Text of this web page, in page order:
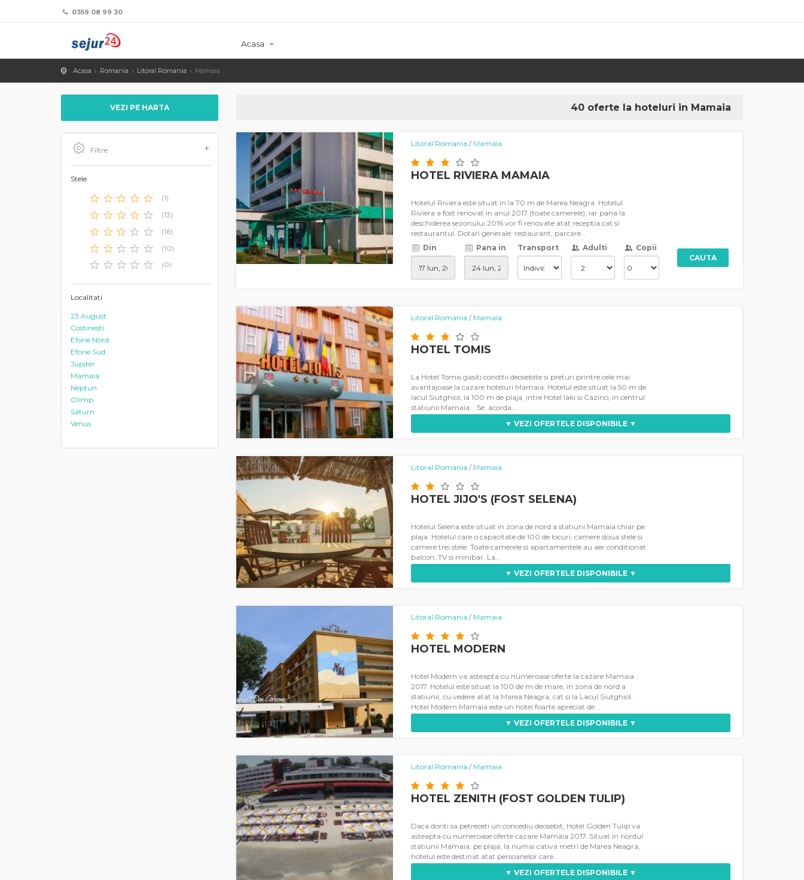
0359 08 99 30
Acasa
Acasa Romania Litoral Romania Mamaia
VEZI PE HARTA
Filtre
Stele
(1)
(13)
(16)
(10)
(0)
Localitati
23 August
Costinesti
Eforie Nord
Eforie Sud
Jupiter
Mamaia
Neptun
Olimp
Saturn
Venus
40 oferte la hoteluri in Mamaia
Litoral Romania / Mamaia
HOTEL RIVIERA MAMAIA
Hotelul Riviera este situat in la 70 m de Marea Neagra. Hotelul
Riviera a fost renovat in anul 2017 (toate camerele), iar pana la
deschiderea sezonului 2016 vor fi renovate atat receptia cat si
restaurantul. Dotari generale: restaurant, parcare...
Din
Pana in Transport Adulti
Copii
CAUTA
Litoral Romania / Mamaia
HOTEL TOMIS
La Hotel Tomis gasiti conditii deosebite si preturi printre cele mai
avantajoase la cazare hoteluri Mamaia. Hotelul este situat la 50 m de
lacul Siutghiol, la 100 m de plaja, intre Hotel Iaki si Cazino, in centrul
statiunii Mamaia. Se acorda...
▼ VEZI OFERTELE DISPONIBILE ▼
Litoral Romania / Mamaia
HOTEL JIJO'S (FOST SELENA)
Hotelul Selena este situat in zona de nord a statiuni Mamaia chiar pe
plaja. Hotelul care o capacitate de 100 de locuri, camere doua stele si
camere trei stele. Toate camerele si apartamentele au aer conditionat
balcon, TV si minibar. La...
▼ VEZI OFERTELE DISPONIBILE ▼
Litoral Romania / Mamaia
HOTEL MODERN
Hotel Modern va asteapta cu numeroase oferte la cazare Mamaia
2017. Hotelul este situat la 100 de m de mare, in zona de nord a
statiunii, cu vedere atat la Marea Neagra, cat si la Lacul Siutghiol.
Hotel Modern Mamaia este un hotel foarte apreciat de...
▼ VEZI OFERTELE DISPONIBILE ▼
Litoral Romania / Mamaia
HOTEL ZENITH (FOST GOLDEN TULIP)
Daca doriti sa petreceti un concediu deosebit, Hotel Golden Tulip va
asteapta cu numeroase oferte cazare Mamaia 2017. Situat in nordul
statiunii Mamaia, pe plaja, la numai cativa metri de Marea Neagra,
hotelul este destinat atat persoanelor care...
▼ VEZI OFERTELE DISPONIBILE ▼